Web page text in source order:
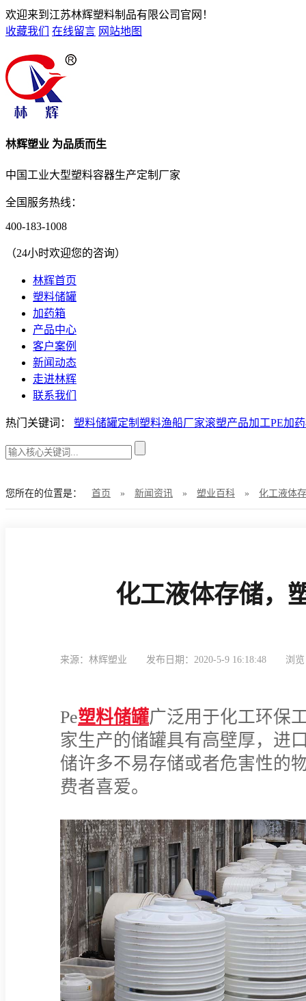
欢迎来到江苏林辉塑料制品有限公司官网！
收藏我们
在线留言 网站地图
林辉塑业 为品质而生
中国工业大型塑料容器生产定制厂家
全国服务热线：
400-183-1008
（24小时欢迎您的咨询）
林辉首页
塑料储罐
加药箱
产品中心
客户案例
新闻动态
走进林辉
联系我们
热门关键词： 塑料储罐定制 塑料渔船厂家滚塑产品加工PE加
您所在的位置是： 首页 » 新闻资讯 » 塑业百科 » 化工液体
化工液体存储，
来源：林辉塑业 发布日期：2020-5-9 16:18:48 浏
Pe塑料储罐广泛用于化工环保
家生产的储罐具有高壁厚，进
储许多不易存储或者危害性的
费者喜爱。